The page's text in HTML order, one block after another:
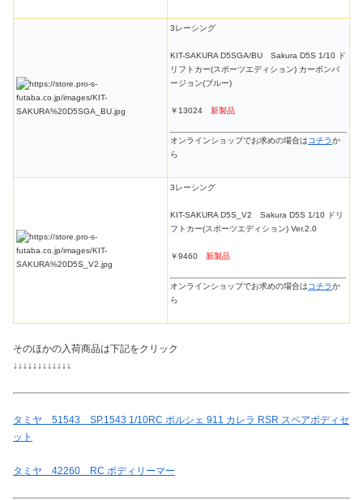
3レーシング
KIT-SAKURA D5SGA/BU Sakura D5S 1/10 ド
リフトカー(スポーツエディション) カーボンバ
ージョン(ブルー)
￥13024 新製品
オンラインショップでお求めの場合はコチラか
ら
3レーシング
KIT-SAKURA D5S_V2 Sakura D5S 1/10 ドリ
フトカー(スポーツエディション) Ver.2.0
￥9460 新製品
オンラインショップでお求めの場合はコチラか
ら
そのほかの入荷商品は下記をクリック
↓↓↓↓↓↓↓↓↓↓↓↓
タミヤ 51543 SP.1543 1/10RC ポルシェ 911 カレラ RSR スペアボディセ
ット
タミヤ 42260 RC ボディリーマー